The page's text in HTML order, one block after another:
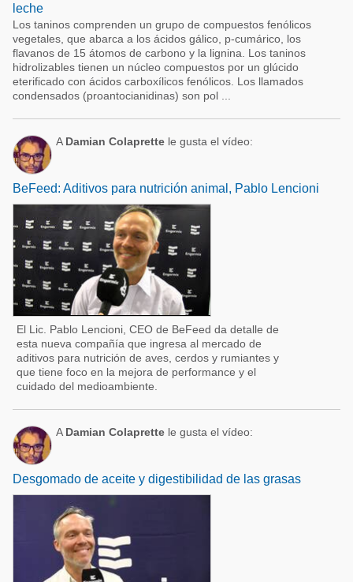
leche
Los taninos comprenden un grupo de compuestos fenólicos
vegetales, que abarca a los ácidos gálico, p-cumárico, los
flavanos de 15 átomos de carbono y la lignina. Los taninos
hidrolizables tienen un núcleo compuestos por un glúcido
eterificado con ácidos carboxílicos fenólicos. Los llamados
condensados (proantocianidinas) son pol ...
A Damian Colaprette le gusta el vídeo:
BeFeed: Aditivos para nutrición animal, Pablo Lencioni
El Lic. Pablo Lencioni, CEO de BeFeed da detalle de
esta nueva compañía que ingresa al mercado de
aditivos para nutrición de aves, cerdos y rumiantes y
que tiene foco en la mejora de performance y el
cuidado del medioambiente.
A Damian Colaprette le gusta el vídeo:
Desgomado de aceite y digestibilidad de las grasas